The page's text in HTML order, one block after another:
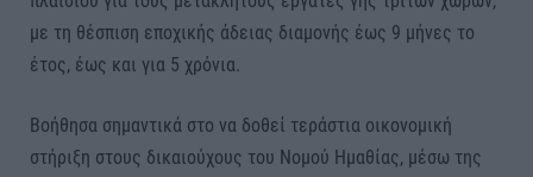
με τη θέσπιση εποχικής άδειας διαμονής έως 9 μήνες το
έτος, έως και για 5 χρόνια.
Βοήθησα σημαντικά στο να δοθεί τεράστια οικονομική
στήριξη στους δικαιούχους του Νομού Ημαθίας, μέσω της